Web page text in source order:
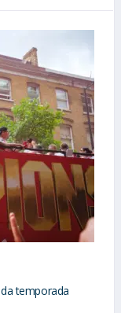
temporada